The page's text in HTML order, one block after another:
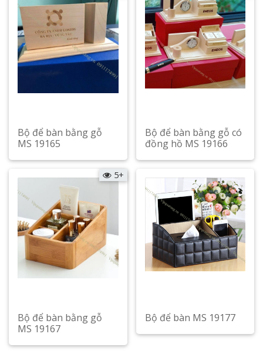
Bộ để bàn bằng gỗ
MS 19165
Xem chi tiết
Bộ để bàn bằng gỗ có
đồng hồ MS 19166
Xem chi tiết
5+
Bộ để bàn bằng gỗ
MS 19167
Xem chi tiết
Bộ để bàn MS 19177
Xem chi tiết